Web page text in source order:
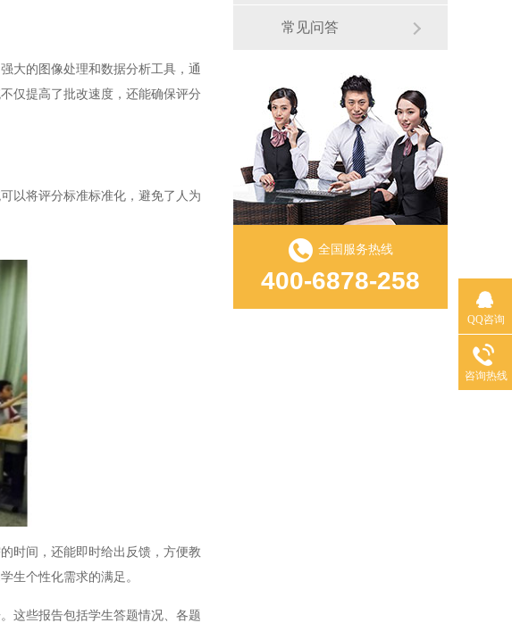
大的图像处理和数据分析工具，通
仅提高了批改速度，还能确保评分
以将评分标准标准化，避免了人为
时间，还能即时给出反馈，方便教
生个性化需求的满足。
这些报告包括学生答题情况、各题
常见问答
全国服务热线
400-6878-258
QQ咨询
咨询热线